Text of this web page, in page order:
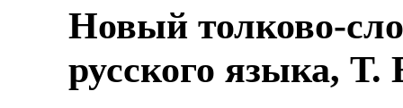
Новый толково-
русского языка,